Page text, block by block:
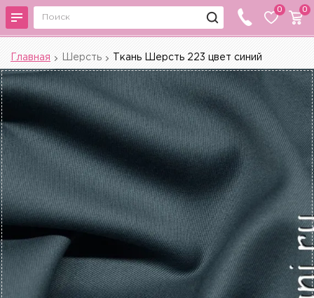
0 0
Главная Шерсть Ткань Шерсть 223 цвет синий